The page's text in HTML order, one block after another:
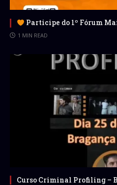
Participe do 1º Fórum
1 MIN READ
Curso Criminal Profiling –